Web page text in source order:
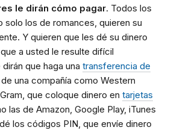
le dirán cómo pagar. Todos los
solo los de romances, quieren su
Y quieren que les dé su dinero
a usted le resulte difícil
que haga una transferencia de
una compañía como Western
que coloque dinero en tarjetas
las de Amazon, Google Play, iTunes
los códigos PIN, que envíe dinero